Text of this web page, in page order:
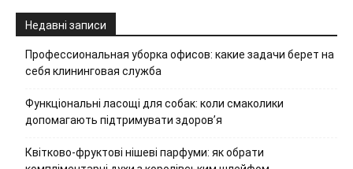
Недавні записи
Профессиональная уборка офисов: какие задачи берет на
себя клининговая служба
Функціональні ласощі для собак: коли смаколики
допомагають підтримувати здоров’я
Квітково-фруктові нішеві парфуми: як обрати